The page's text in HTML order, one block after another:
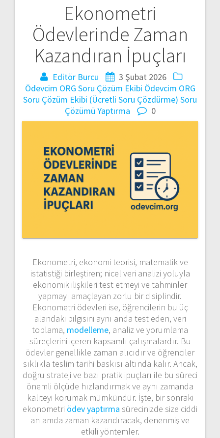
Ekonometri
Ödevlerinde Zaman
Kazandıran İpuçları
Editör Burcu
3 Şubat 2026
Ödevcim ORG Soru Çözüm Ekibi Ödevcim ORG
Soru Çözüm Ekibi (Ücretli Soru Çözdürme) Soru
Çözümü Yaptırma
0
Ekonometri, ekonomi teorisi, matematik ve
istatistiği birleştiren; nicel veri analizi yoluyla
ekonomik ilişkileri test etmeyi ve tahminler
yapmayı amaçlayan zorlu bir disiplindir.
Ekonometri ödevleri ise, öğrencilerin bu üç
alandaki bilgisini aynı anda test eden, veri
toplama, modelleme, analiz ve yorumlama
süreçlerini içeren kapsamlı çalışmalardır. Bu
ödevler genellikle zaman alıcıdır ve öğrenciler
sıklıkla teslim tarihi baskısı altında kalır. Ancak,
doğru strateji ve bazı pratik ipuçları ile bu süreci
önemli ölçüde hızlandırmak ve aynı zamanda
kaliteyi korumak mümkündür. İşte, bir sonraki
ekonometri ödev yaptırma sürecinizde size ciddi
anlamda zaman kazandıracak, denenmiş ve
etkili yöntemler.
Yazı
gezinmesi